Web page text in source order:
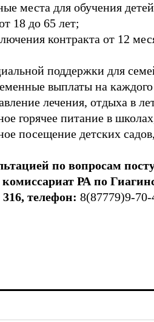
места для обучения детей
18 до 65 лет;
контракта от 12
поддержки для
выплаты на каждого
лечения, отдыха в
горячее питание в
посещение детских
по вопросам
РА по
телефон: 8(87779)9-70-